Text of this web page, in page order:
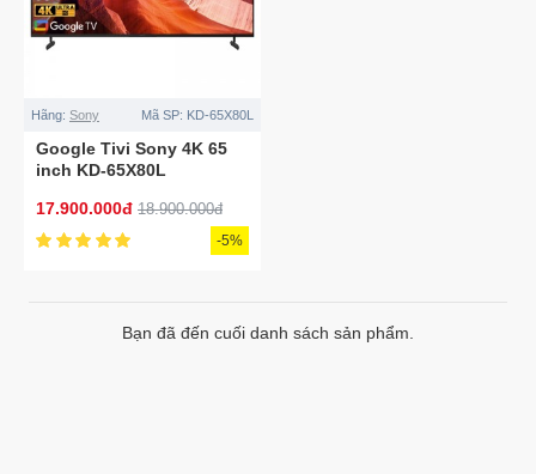
Hãng: Sony Mã SP: KD-65X80L
Google Tivi Sony 4K 65
inch KD-65X80L
17.900.000đ 18.900.000đ
-5%
Bạn đã đến cuối danh sách sản phẩm.